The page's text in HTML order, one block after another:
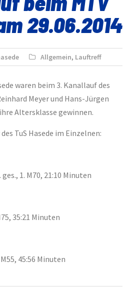
29.06.2014
Allgemein, Lauftreff
waren beim 3. Kanallauf des
Meyer und Hans-Jürgen
Altersklasse gewinnen.
TuS Hasede im Einzelnen:
1. M70, 21:10 Minuten
35:21 Minuten
45:56 Minuten